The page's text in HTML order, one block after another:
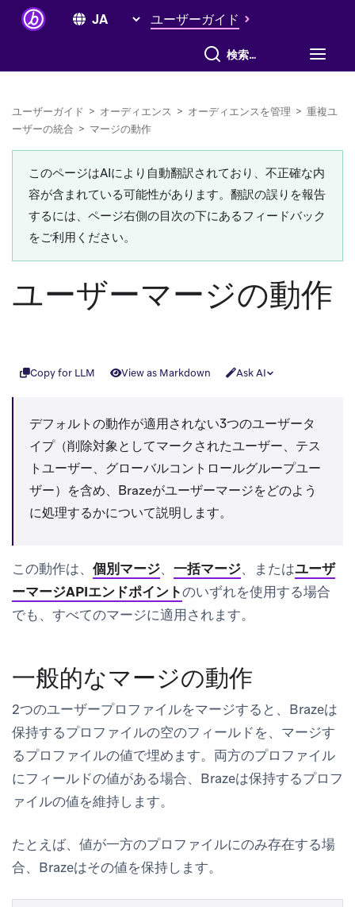
ユーザーガイド
すべて検索
ユーザーガイド > オーディエンス > オーディエンスを管理 > 重複ユ
ーザーの統合 > マージの動作
このページはAIにより自動翻訳されており、不正確な内
容が含まれている可能性があります。翻訳の誤りを報告
するには、ページ右側の目次の下にあるフィードバック
をご利用ください。
ユーザーマージの動作
Copy for LLM View as Markdown Ask AI
デフォルトの動作が適用されない3つのユーザータ
イプ（削除対象としてマークされたユーザー、テス
トユーザー、グローバルコントロールグループユー
ザー）を含め、Brazeがユーザーマージをどのよう
に処理するかについて説明します。
この動作は、 個別マージ、 一括マージ、またはユーザ
ーマージAPIエンドポイントのいずれを使用する場合
でも、すべてのマージに適用されます。
一般的なマージの動作
2つのユーザープロファイルをマージすると、Brazeは
保持するプロファイルの空のフィールドを、マージす
るプロファイルの値で埋めます。両方のプロファイル
にフィールドの値がある場合、Brazeは保持するプロフ
ァイルの値を維持します。
たとえば、値が一方のプロファイルにのみ存在する場
合、Brazeはその値を保持します。